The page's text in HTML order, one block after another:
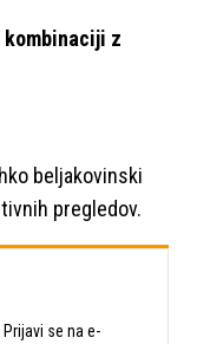
kombinaciji z
beljakovinski
pregledov.
se na e-